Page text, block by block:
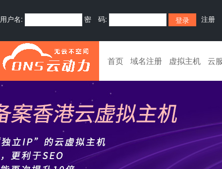
用户名: 密 码: 注册
首页 域名注册 虚拟主机 云